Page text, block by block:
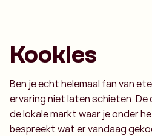
Kookles
Ben je echt helemaal fan van
ervaring niet laten schieten.
de lokale markt waar je onder
bespreekt wat er vandaag